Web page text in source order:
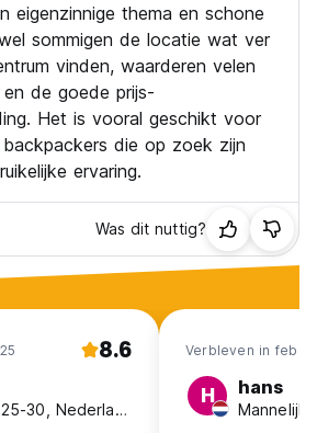
eigenzinnige thema en schone
sommigen de locatie wat ver
vinden, waarderen velen
de goede prijs-
Het is vooral geschikt voor
die op zoek zijn
ervaring.
Was dit nuttig?
8.6
Mannelijk, 25-30, Nederland
Verbleven in feb
H hans